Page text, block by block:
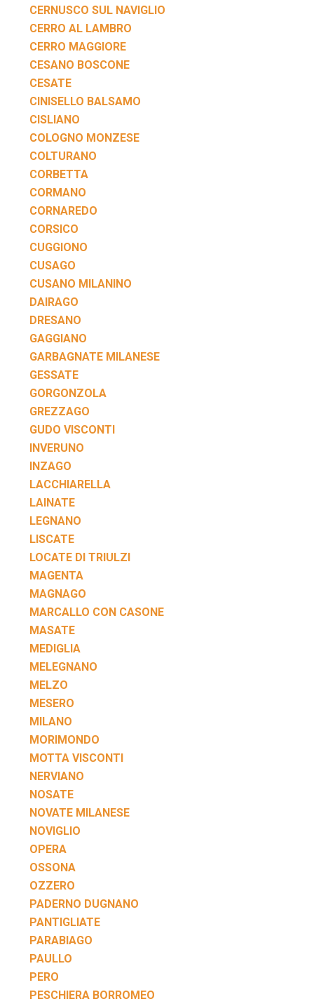
CERNUSCO SUL NAVIGLIO
CERRO AL LAMBRO
CERRO MAGGIORE
CESANO BOSCONE
CESATE
CINISELLO BALSAMO
CISLIANO
COLOGNO MONZESE
COLTURANO
CORBETTA
CORMANO
CORNAREDO
CORSICO
CUGGIONO
CUSAGO
CUSANO MILANINO
DAIRAGO
DRESANO
GAGGIANO
GARBAGNATE MILANESE
GESSATE
GORGONZOLA
GREZZAGO
GUDO VISCONTI
INVERUNO
INZAGO
LACCHIARELLA
LAINATE
LEGNANO
LISCATE
LOCATE DI TRIULZI
MAGENTA
MAGNAGO
MARCALLO CON CASONE
MASATE
MEDIGLIA
MELEGNANO
MELZO
MESERO
MILANO
MORIMONDO
MOTTA VISCONTI
NERVIANO
NOSATE
NOVATE MILANESE
NOVIGLIO
OPERA
OSSONA
OZZERO
PADERNO DUGNANO
PANTIGLIATE
PARABIAGO
PAULLO
PERO
PESCHIERA BORROMEO